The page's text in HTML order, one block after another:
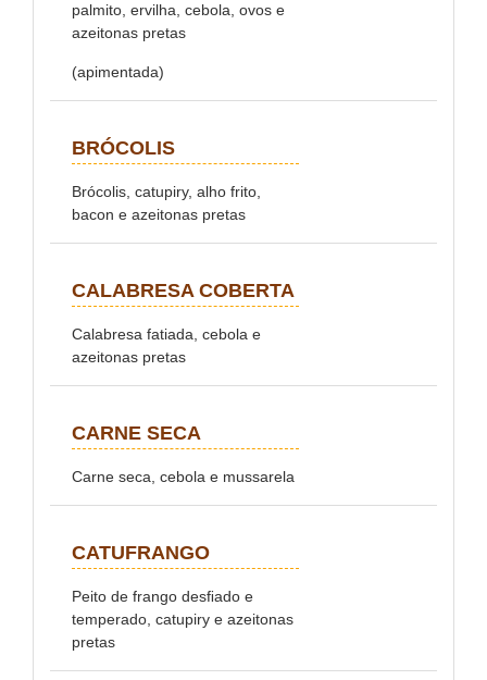
palmito, ervilha, cebola, ovos e
azeitonas pretas
(apimentada)
BRÓCOLIS
Brócolis, catupiry, alho frito,
bacon e azeitonas pretas
CALABRESA COBERTA
Calabresa fatiada, cebola e
azeitonas pretas
CARNE SECA
Carne seca, cebola e mussarela
CATUFRANGO
Peito de frango desﬁado e
temperado, catupiry e azeitonas
pretas